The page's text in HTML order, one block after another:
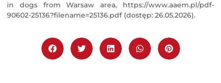
in dogs from Warsaw area, https://www.aaem.pl/pdf-
90602-25136?filename=25136.pdf(dostęp: 26.05.2026).